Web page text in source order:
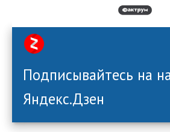
Подписывайтесь на
Яндекс.Дзен